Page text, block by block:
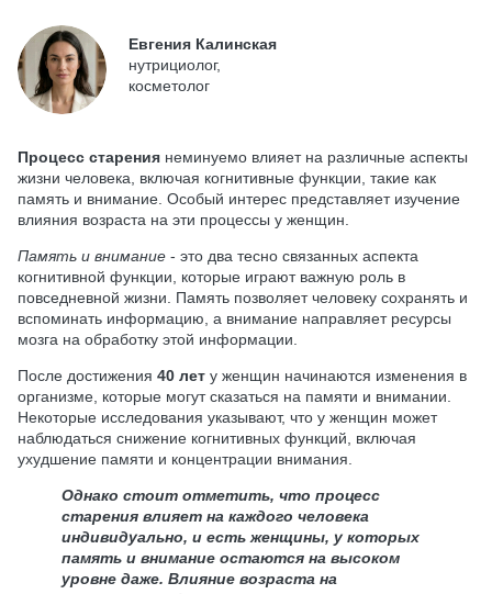
Евгения Калинская
нутрициолог,
косметолог
Процесс старения неминуемо влияет на различные аспекты
жизни человека, включая когнитивные функции, такие как
память и внимание. Особый интерес представляет изучение
влияния возраста на эти процессы у женщин.
Память и внимание - это два тесно связанных аспекта
когнитивной функции, которые играют важную роль в
повседневной жизни. Память позволяет человеку сохранять и
вспоминать информацию, а внимание направляет ресурсы
мозга на обработку этой информации.
После достижения 40 лет у женщин начинаются изменения в
организме, которые могут сказаться на памяти и внимании.
Некоторые исследования указывают, что у женщин может
наблюдаться снижение когнитивных функций, включая
ухудшение памяти и концентрации внимания.
Однако стоит отметить, что процесс
старения влияет на каждого человека
индивидуально, и есть женщины, у которых
память и внимание остаются на высоком
уровне даже. Влияние возраста на